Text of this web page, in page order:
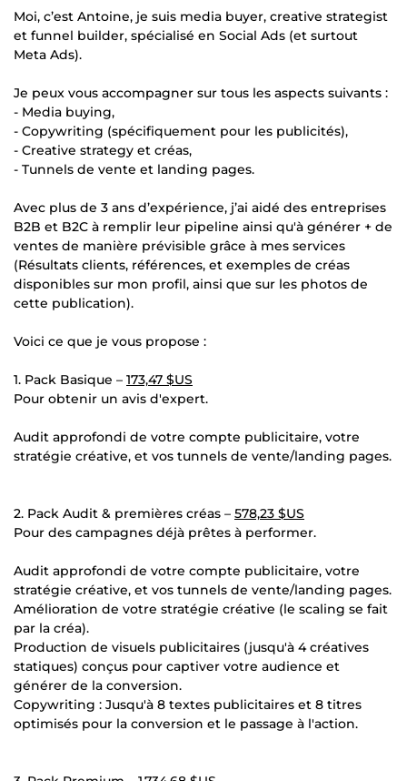
Moi, c’est Antoine, je suis media buyer, creative strategist
et funnel builder, spécialisé en Social Ads (et surtout
Meta Ads).
Je peux vous accompagner sur tous les aspects suivants :
- Media buying,
- Copywriting (spécifiquement pour les publicités),
- Creative strategy et créas,
- Tunnels de vente et landing pages.
Avec plus de 3 ans d’expérience, j’ai aidé des entreprises
B2B et B2C à remplir leur pipeline ainsi qu'à générer + de
ventes de manière prévisible grâce à mes services
(Résultats clients, références, et exemples de créas
disponibles sur mon profil, ainsi que sur les photos de
cette publication).
Voici ce que je vous propose :
1. Pack Basique – 173,47 $US
Pour obtenir un avis d'expert.
Audit approfondi de votre compte publicitaire, votre
stratégie créative, et vos tunnels de vente/landing pages.
2. Pack Audit & premières créas – 578,23 $US
Pour des campagnes déjà prêtes à performer.
Audit approfondi de votre compte publicitaire, votre
stratégie créative, et vos tunnels de vente/landing pages.
Amélioration de votre stratégie créative (le scaling se fait
par la créa).
Production de visuels publicitaires (jusqu'à 4 créatives
statiques) conçus pour captiver votre audience et
générer de la conversion.
Copywriting : Jusqu'à 8 textes publicitaires et 8 titres
optimisés pour la conversion et le passage à l'action.